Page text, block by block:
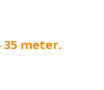
meter.